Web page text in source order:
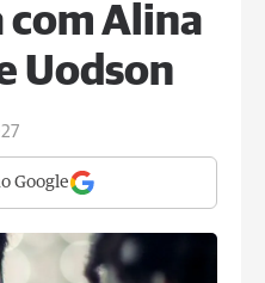
Alina
Uodson
Google